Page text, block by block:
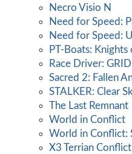
Necro Visio N
Need for Speed:
Need for Speed:
PT-Boats: Knights
Race Driver: GRID
Sacred 2: Fallen
STALKER: Clear
The Last Remnant
World in Conflict
World in Conflict:
X3 Terrian Conflict